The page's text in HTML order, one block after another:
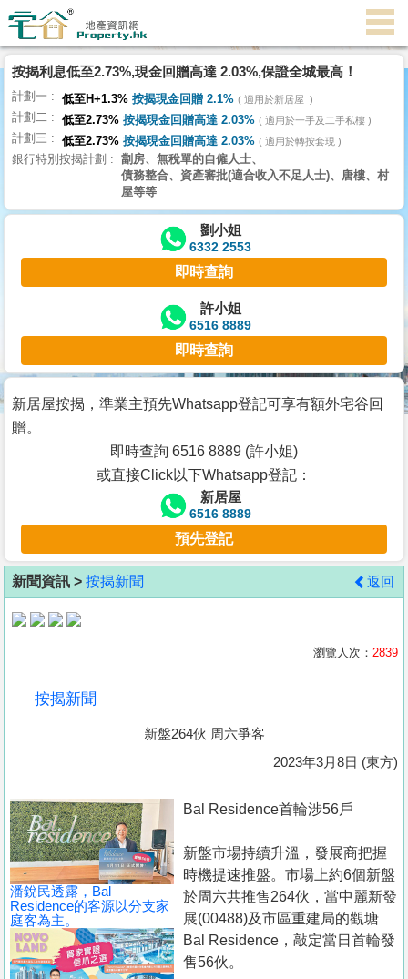
代
理
主
頁
搵
樓/
交
業
主
宅
谷
按
客
地
產
置
業
手
冊
關
於
按揭利息低至2.73%,現金回贈高達 2.03%,保證全城最高！
計劃一 低至H+1.3% 按揭現金回贈 2.1% 適用於新居屋
計劃二 低至2.73% 按揭現金回贈高達 2.03% 適用於一手及二手私樓
計劃三 低至2.73% 按揭現金回贈高達 2.03% 適用於轉按套現
銀行特別按揭計劃
劏房、無稅單的自僱人士、
債務整合、資產審批(適合收入不足人士)、唐樓、村
屋等等
劉小姐
6332 2553
即時查詢
許小姐
6516 8889
即時查詢
新居屋按揭，準業主預先Whatsapp登記可享有額外宅谷回
贈。
即時查詢 6516 8889 (許小姐)
或直接Click以下Whatsapp登記：
新居屋
6516 8889
預先登記
新聞資訊 > 按揭新聞 返回
瀏覽人次： 2839
按揭新聞
新盤264伙 周六爭客
2023年3月8日 (東方)
潘銳民透露，Bal
Residence的客源以分支家
庭客為主。
Bal Residence首輪涉56戶
新盤市場持續升溫，發展商把握
時機提速推盤。市場上約6個新盤
於周六共推售264伙，當中麗新發
展(00488)及市區重建局的觀塘
Bal Residence，敲定當日首輪發
售56伙。